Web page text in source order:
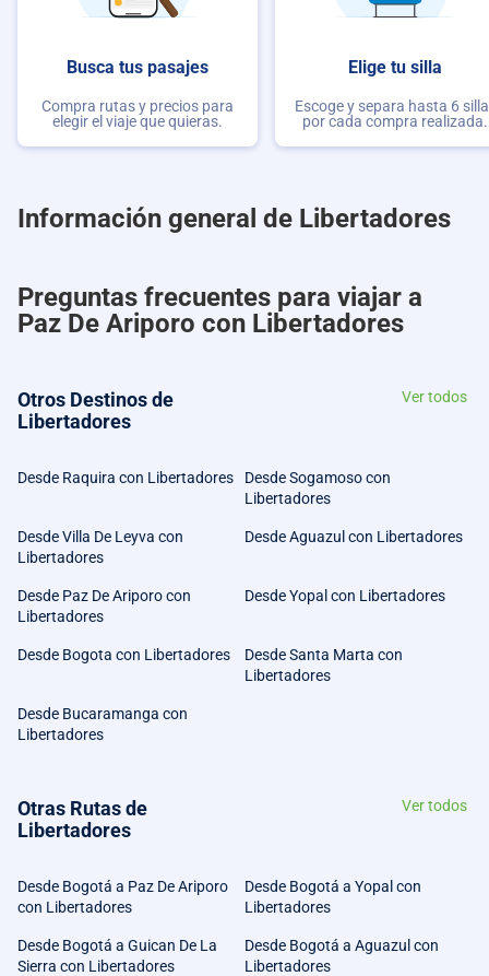
Busca tus pasajes
Compra rutas y precios para
elegir el viaje que quieras.
Elige tu silla
Escoge y separa hasta 6
por cada compra realizada.
Información general de Libertadores
Preguntas frecuentes para viajar a
Paz De Ariporo con Libertadores
Otros Destinos de
Libertadores
Ver todos
Desde Raquira con Libertadores
Desde Sogamoso con
Libertadores
Desde Villa De Leyva con
Libertadores
Desde Aguazul con Libertadores
Desde Paz De Ariporo con
Libertadores
Desde Yopal con Libertadores
Desde Bogota con Libertadores
Desde Santa Marta con
Libertadores
Desde Bucaramanga con
Libertadores
Otras Rutas de
Libertadores
Ver todos
Desde Bogotá a Paz De Ariporo
con Libertadores
Desde Bogotá a Yopal con
Libertadores
Desde Bogotá a Guican De La
Sierra con Libertadores
Desde Bogotá a Aguazul con
Libertadores